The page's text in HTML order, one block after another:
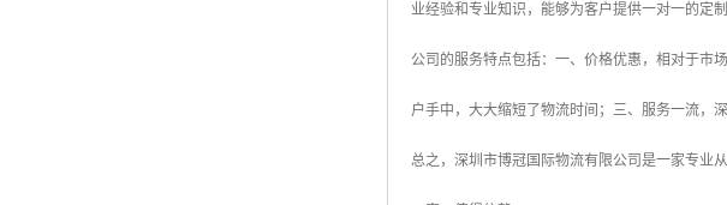
业经验和专业知识，能够为客户提供一对一的定
公司的服务特点包括：一、价格优惠，相对于市
户手中，大大缩短了物流时间；三、服务一流，
总之，深圳市博冠国际物流有限公司是一家专业